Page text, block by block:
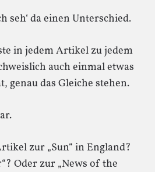
seh‘ da einen Unterschied.
in jedem Artikel zu jedem
auch einmal etwas
genau das Gleiche stehen.
zur „Sun“ in England?
Oder zur „News of the